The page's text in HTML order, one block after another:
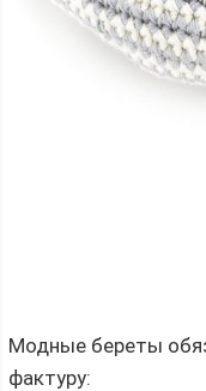
Модные береты
фактуру: